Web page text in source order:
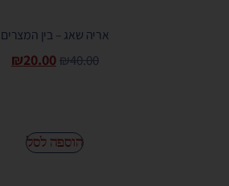
אריה שאג – בין המצרים
₪40.00
₪20.00
הוספה לסל